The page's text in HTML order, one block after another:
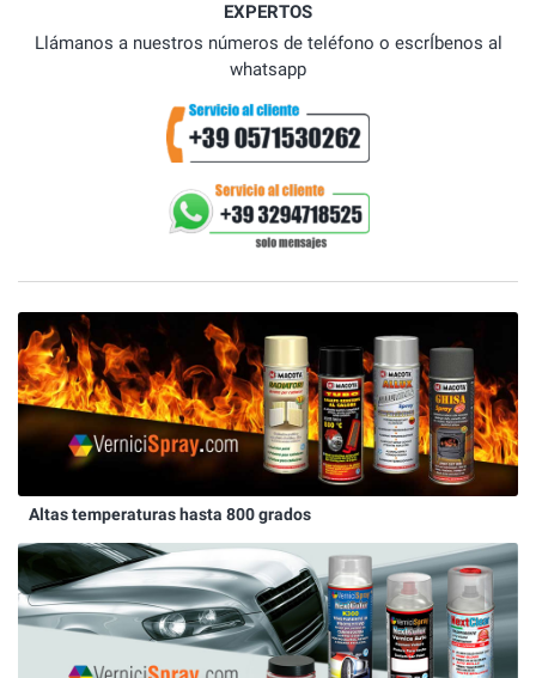
EXPERTOS
Llámanos a nuestros números de teléfono o escrÍbenos al
whatsapp
Altas temperaturas hasta 800 grados